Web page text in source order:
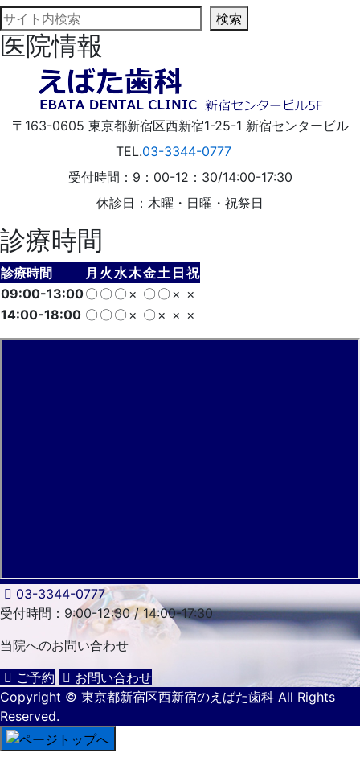
検索
医院情報
〒163-0605 東京都新宿区西新宿1-25-1 新宿センタービル
TEL.03-3344-0777
受付時間：9：00-12：30/14:00-17:30
休診日：木曜・日曜・祝祭日
診療時間
診療時間 月 火 水木金土 日 祝
09:00-13:00〇 〇 〇 × 〇 〇 × ×
14:00-18:00 〇 〇 〇 × 〇 × × ×
03-3344-0777
受付時間：9:00-12:30 / 14:00-17:30
当院へのお問い合わせ
ご予約
お問い合わせ
Copyright © 東京都新宿区西新宿のえばた歯科 All Rights
Reserved.